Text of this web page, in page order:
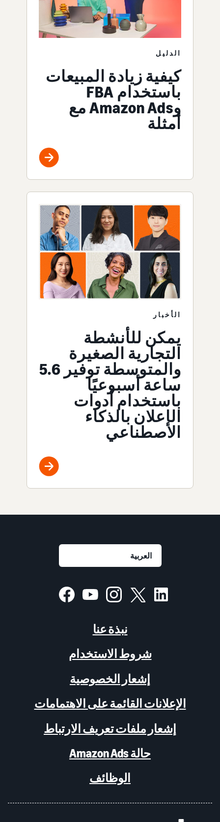
الدليل
كيفية زيادة المبيعات
باستخدام FBA
وAmazon Ads مع
أمثلة
الأخبار
يمكن للأنشطة
التجارية الصغيرة
والمتوسطة توفير 5.6
ساعة أسبوعيًا
باستخدام أدوات
الإعلان بالذكاء
الاصطناعي
نبذة عنا
شروط الاستخدام
إشعار الخصوصية
الإعلانات القائمة على الاهتمامات
إشعار ملفات تعريف الارتباط
حالة Amazon Ads
الوظائف